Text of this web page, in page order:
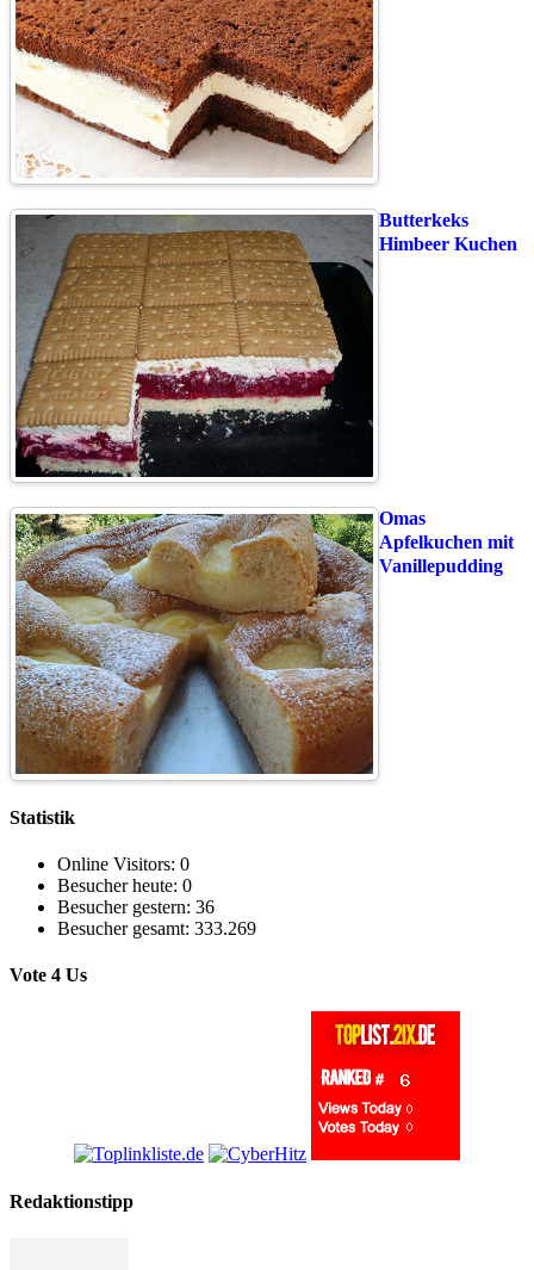
Butterkeks
Himbeer Kuchen
Omas
Apfelkuchen mit
Vanillepudding
Statistik
Online Visitors: 0
Besucher heute: 0
Besucher gestern: 36
Besucher gesamt: 333.269
Vote 4 Us
Redaktionstipp